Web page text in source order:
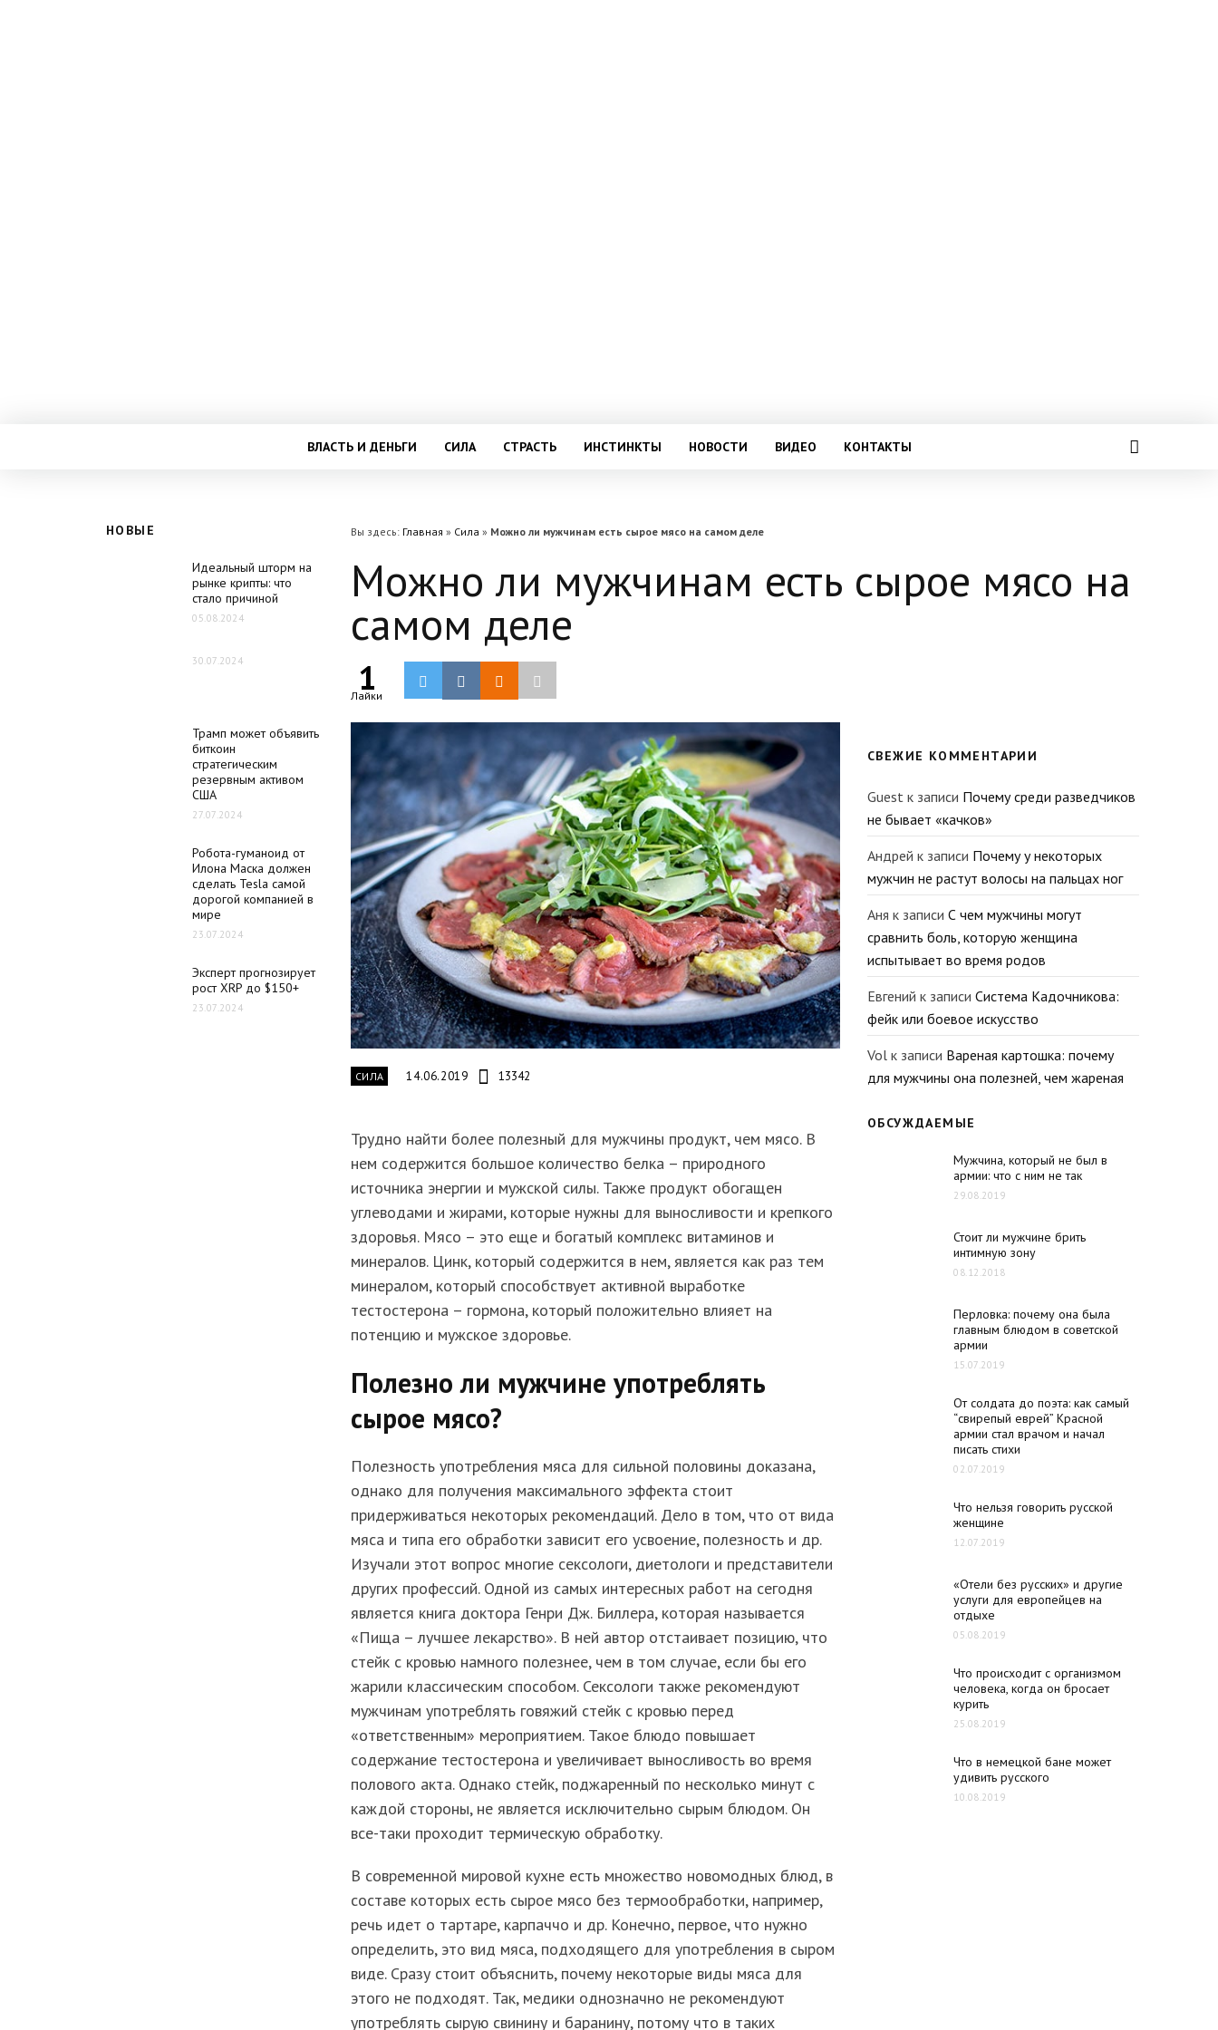
ВЛАСТЬ И ДЕНЬГИ СИЛА СТРАСТЬ ИНСТИНКТЫ НОВОСТИ ВИДЕО КОНТАКТЫ
НОВЫЕ
Идеальный шторм на
рынке крипты: что
стало причиной
05.08.2024
30.07.2024
Трамп может объявить
биткоин
стратегическим
резервным активом
США
27.07.2024
Робота-гуманоид от
Илона Маска должен
сделать Tesla самой
дорогой компанией в
мире
23.07.2024
Эксперт прогнозирует
рост XRP до $150+
23.07.2024
Вы здесь: Главная » Сила » Можно ли мужчинам есть сырое мясо на самом деле
Можно ли мужчинам есть сырое мясо на
самом деле
1
Лайки
СИЛА 14.06.2019 13342
Трудно найти более полезный для мужчины продукт, чем мясо. В
нем содержится большое количество белка – природного
источника энергии и мужской силы. Также продукт обогащен
углеводами и жирами, которые нужны для выносливости и крепкого
здоровья. Мясо – это еще и богатый комплекс витаминов и
минералов. Цинк, который содержится в нем, является как раз тем
минералом, который способствует активной выработке
тестостерона – гормона, который положительно влияет на
потенцию и мужское здоровье.
Полезно ли мужчине употреблять
сырое мясо?
Полезность употребления мяса для сильной половины доказана,
однако для получения максимального эффекта стоит
придерживаться некоторых рекомендаций. Дело в том, что от вида
мяса и типа его обработки зависит его усвоение, полезность и др.
Изучали этот вопрос многие сексологи, диетологи и представители
других профессий. Одной из самых интересных работ на сегодня
является книга доктора Генри Дж. Биллера, которая называется
«Пища – лучшее лекарство». В ней автор отстаивает позицию, что
стейк с кровью намного полезнее, чем в том случае, если бы его
жарили классическим способом. Сексологи также рекомендуют
мужчинам употреблять говяжий стейк с кровью перед
«ответственным» мероприятием. Такое блюдо повышает
содержание тестостерона и увеличивает выносливость во время
полового акта. Однако стейк, поджаренный по несколько минут с
каждой стороны, не является исключительно сырым блюдом. Он
все-таки проходит термическую обработку.
В современной мировой кухне есть множество новомодных блюд, в
составе которых есть сырое мясо без термообработки, например,
речь идет о тартаре, карпаччо и др. Конечно, первое, что нужно
определить, это вид мяса, подходящего для употребления в сыром
виде. Сразу стоит объяснить, почему некоторые виды мяса для
этого не подходят. Так, медики однозначно не рекомендуют
употреблять сырую свинину и баранину, потому что в таких
СВЕЖИЕ КОММЕНТАРИИ
Guest к записи Почему среди разведчиков
не бывает «качков»
Андрей к записи Почему у некоторых
мужчин не растут волосы на пальцах ног
Аня к записи С чем мужчины могут
сравнить боль, которую женщина
испытывает во время родов
Евгений к записи Система Кадочникова:
фейк или боевое искусство
Vol к записи Вареная картошка: почему
для мужчины она полезней, чем жареная
ОБСУЖДАЕМЫЕ
Мужчина, который не был в
армии: что с ним не так
29.08.2019
Стоит ли мужчине брить
интимную зону
08.12.2018
Перловка: почему она была
главным блюдом в советской
армии
15.07.2019
От солдата до поэта: как самый
“свирепый еврей” Красной
армии стал врачом и начал
писать стихи
02.07.2019
Что нельзя говорить русской
женщине
12.07.2019
«Отели без русских» и другие
услуги для европейцев на
отдыхе
05.08.2019
Что происходит с организмом
человека, когда он бросает
курить
25.08.2019
Что в немецкой бане может
удивить русского
10.08.2019